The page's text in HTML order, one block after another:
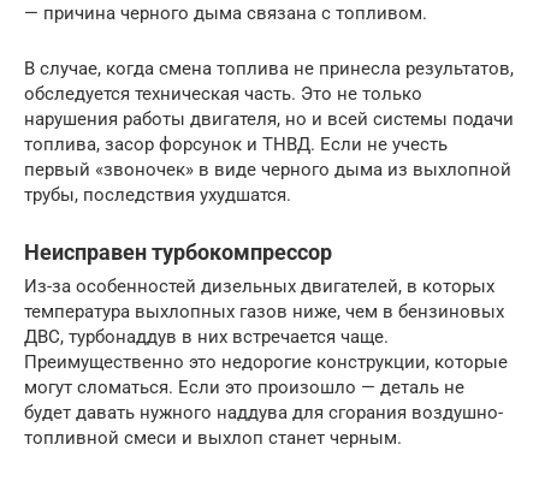
— причина черного дыма связана с топливом.
В случае, когда смена топлива не принесла результатов,
обследуется техническая часть. Это не только
нарушения работы двигателя, но и всей системы подачи
топлива, засор форсунок и ТНВД. Если не учесть
первый «звоночек» в виде черного дыма из выхлопной
трубы, последствия ухудшатся.
Неисправен турбокомпрессор
Из-за особенностей дизельных двигателей, в которых
температура выхлопных газов ниже, чем в бензиновых
ДВС, турбонаддув в них встречается чаще.
Преимущественно это недорогие конструкции, которые
могут сломаться. Если это произошло — деталь не
будет давать нужного наддува для сгорания воздушно-
топливной смеси и выхлоп станет черным.